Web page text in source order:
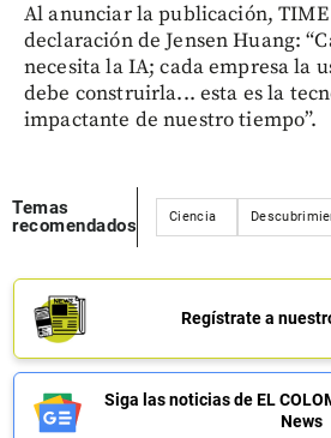
Al anunciar la publicación,
declaración de Jensen Huang:
necesita la IA; cada empresa la
debe construirla... esta es la
impactante de nuestro tiempo”.
Temas
recomendados
Ciencia
Regístrate a
Siga las noticias de EL
News